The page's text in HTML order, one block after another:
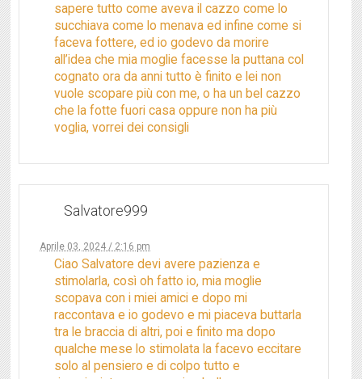
sapere tutto come aveva il cazzo come lo
succhiava come lo menava ed infine come si
faceva fottere, ed io godevo da morire
all’idea che mia moglie facesse la puttana col
cognato ora da anni tutto è finito e lei non
vuole scopare più con me, o ha un bel cazzo
che la fotte fuori casa oppure non ha più
voglia, vorrei dei consigli
Salvatore999
Aprile 03, 2024 / 2:16 pm
Ciao Salvatore devi avere pazienza e
stimolarla, così oh fatto io, mia moglie
scopava con i miei amici e dopo mi
raccontava e io godevo e mi piaceva buttarla
tra le braccia di altri, poi e finito ma dopo
qualche mese lo stimolata la facevo eccitare
solo al pensiero e di colpo tutto e